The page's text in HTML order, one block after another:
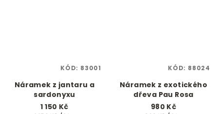
Náramek z jantaru a
sardonyxu
1 150 Kč
KÓD: 83001
Náramek z exotického
dřeva Pau Rosa
980 Kč
KÓD: 88024